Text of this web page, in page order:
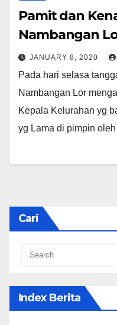
Pamit dan
Nambangan
JANUARY 8, 2020
Pada hari selasa
Nambangan Lor
Kepala Kelurahan yg
yg Lama di pimpin
Cari
Index Berita